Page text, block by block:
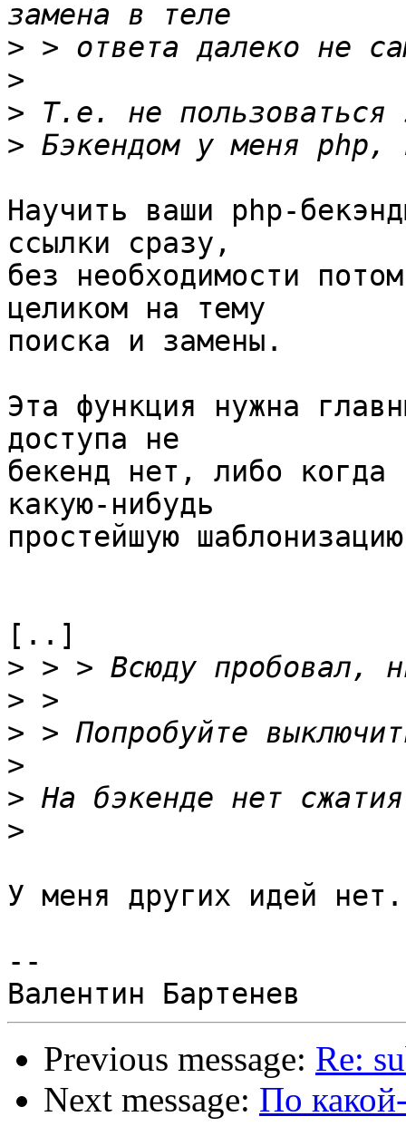
>
>
>
>
Научить ваши php-
ссылки сразу,
без необходимости
целиком на тему
поиска и замены.
Эта функция нужна
доступа не
бекенд нет, либо когда
какую-нибудь
простейшую
[..]
>
>
>
>
>
>
У меня других идей нет.
--
Previous message: Re:
Next message: По